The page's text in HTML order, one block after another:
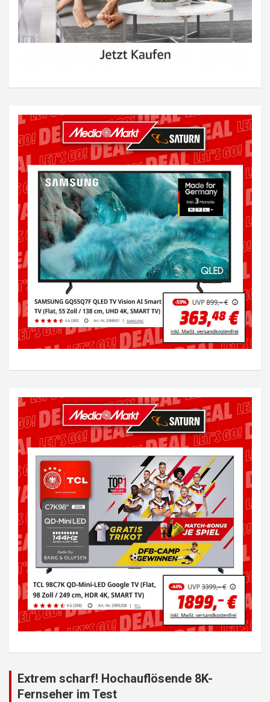
Extrem scharf! Hochauflösende 8K-
Fernseher im Test